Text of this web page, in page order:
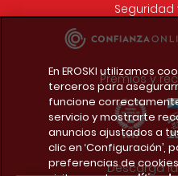
Seguridad
Premios y
Descarga
En EROSKI utilizamos
terceros para
funcione
servicio y mostrarte
anuncios ajustados a
clic en ‘Configuración’,
preferencias de